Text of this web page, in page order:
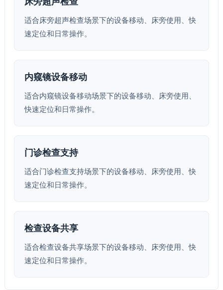
适合床旁超声检查场景下的设备移动、床旁使用、快
速定位和日常操作。
内窥镜设备移动
适合内窥镜设备移动场景下的设备移动、床旁使用、
快速定位和日常操作。
门诊检查支持
适合门诊检查支持场景下的设备移动、床旁使用、快
速定位和日常操作。
检查设备共享
适合检查设备共享场景下的设备移动、床旁使用、快
速定位和日常操作。